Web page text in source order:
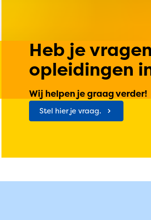
Heb je
opleidingen
Wij helpen je graag verder!
Stel hier je vraag.